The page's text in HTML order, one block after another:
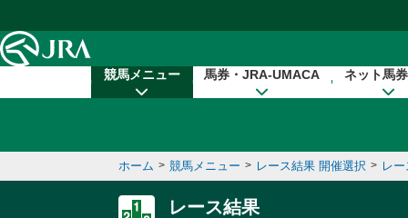
競馬メニュー 馬券・JRA-UMACA ネット馬
ホーム > 競馬メニュー > レース結果 開催選択 > レ
レース結果